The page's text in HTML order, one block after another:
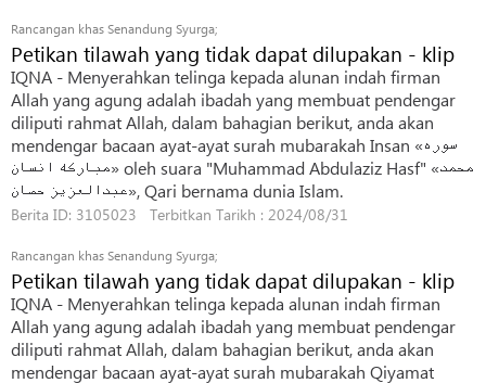
Rancangan khas Senandung Syurga;
Petikan tilawah yang tidak dapat dilupakan - klip
IQNA - Menyerahkan telinga kepada alunan indah firman
Allah yang agung adalah ibadah yang membuat pendengar
diliputi rahmat Allah, dalam bahagian berikut, anda akan
mendengar bacaan ayat-ayat surah mubarakah Insan «سوره
مبارکه انسان» oleh suara "Muhammad Abdulaziz Hasf" «محمد
عبدالعزیز حصان», Qari bernama dunia Islam.
Berita ID: 3105023 Terbitkan Tarikh : 2024/08/31
Rancangan khas Senandung Syurga;
Petikan tilawah yang tidak dapat dilupakan - klip
IQNA - Menyerahkan telinga kepada alunan indah firman
Allah yang agung adalah ibadah yang membuat pendengar
diliputi rahmat Allah, dalam bahagian berikut, anda akan
mendengar bacaan ayat-ayat surah mubarakah Qiyamat